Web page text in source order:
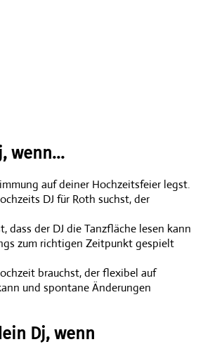
wenn...
auf deiner Hochzeitsfeier legst.
DJ für Roth suchst, der
dass der DJ die Tanzfläche lesen kann
zum richtigen Zeitpunkt gespielt
brauchst, der flexibel auf
und spontane Änderungen
Dj, wenn